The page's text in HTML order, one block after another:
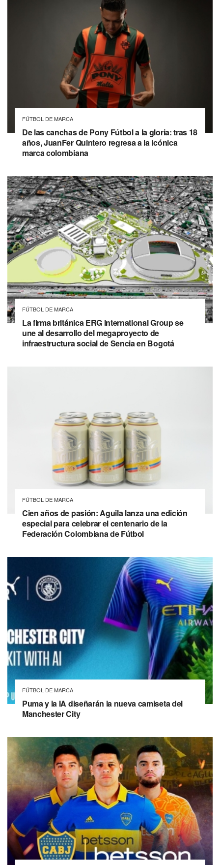
FÚTBOL DE MARCA
De las canchas de Pony Fútbol a la gloria: tras 18
años, JuanFer Quintero regresa a la icónica
marca colombiana
FÚTBOL DE MARCA
La firma británica ERG International Group se
une al desarrollo del megaproyecto de
infraestructura social de Sencia en Bogotá
FÚTBOL DE MARCA
Cien años de pasión: Aguila lanza una edición
especial para celebrar el centenario de la
Federación Colombiana de Fútbol
FÚTBOL DE MARCA
Puma y la IA diseñarán la nueva camiseta del
Manchester City